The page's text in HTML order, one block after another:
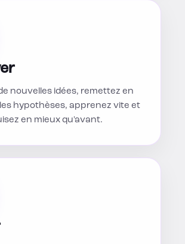
nouvelles idées, remettez en
hypothèses, apprenez vite et
en mieux qu'avant.